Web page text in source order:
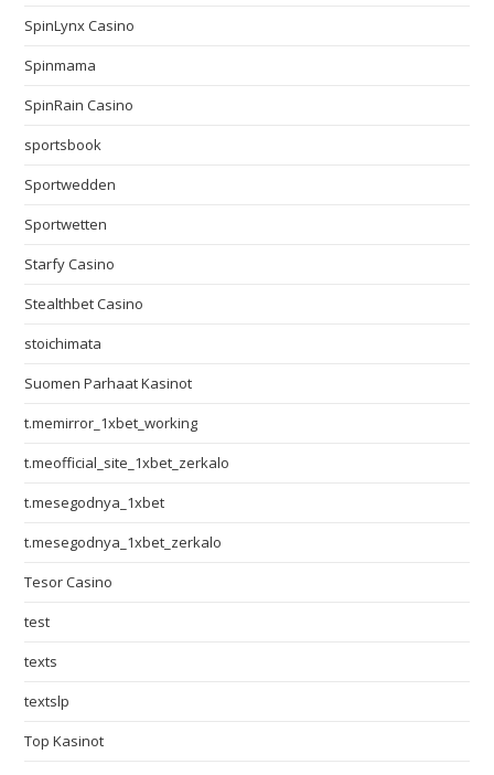
SpinLynx Casino
Spinmama
SpinRain Casino
sportsbook
Sportwedden
Sportwetten
Starfy Casino
Stealthbet Casino
stoichimata
Suomen Parhaat Kasinot
t.memirror_1xbet_working
t.meofficial_site_1xbet_zerkalo
t.mesegodnya_1xbet
t.mesegodnya_1xbet_zerkalo
Tesor Casino
test
texts
textslp
Top Kasinot